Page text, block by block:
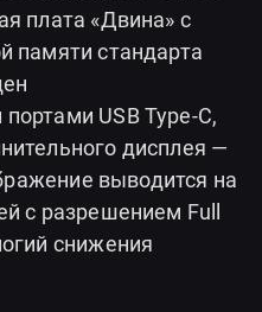
плата «Двина» с
памяти стандарта
USB Type-C,
дисплея —
выводится на
с разрешением Full
снижения